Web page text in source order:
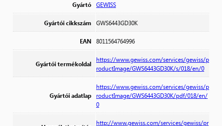
Gyártó GEWISS
Gyártói cikkszám GWS6443GD30K
EAN 8011564764996
Gyártói termékoldal
https://www.gewiss.com/services/gewiss/p
roductImage/GWS6443GD30K/s/018/en/0
Gyártói adatlap
https://www.gewiss.com/services/gewiss/p
roductImage/GWS6443GD30K/pdf/018/en/
0
http://www.gewiss.com/services/gewiss/pr